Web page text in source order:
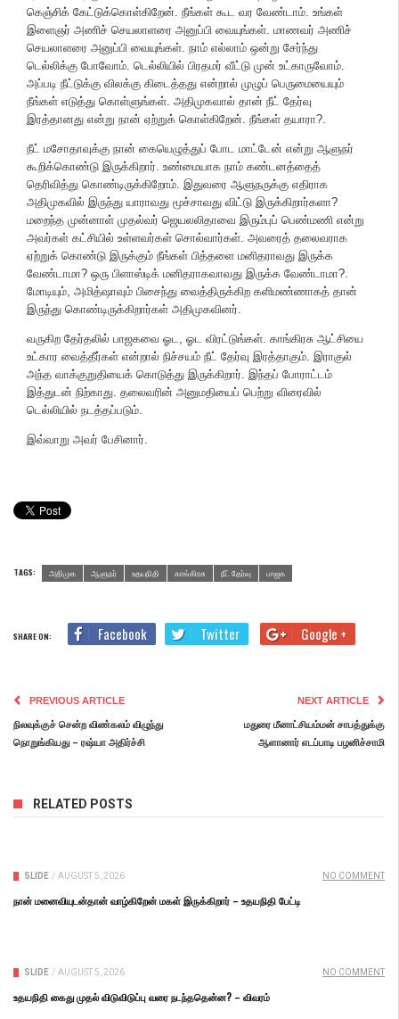
கெஞ்சிக் கேட்டுக்கொள்கிறேன். நீங்கள் கூட வர வேண்டாம். உங்கள்
இளைஞர் அணிச் செயலாளரை அனுப்பி வையுங்கள். மாணவர் அணிச்
செயலாளரை அனுப்பி வையுங்கள். நாம் எல்லாம் ஒன்று சேர்ந்து
டெல்லிக்கு போவோம். டெல்லியில் பிரதமர் வீட்டு முன் உட்காருவோம்.
அப்படி நீட்டுக்கு விலக்கு கிடைத்தது என்றால் முழுப் பெருமையையும்
நீங்கள் எடுத்து கொள்ளுங்கள். அதிமுகவால் தான் நீட் தேர்வு
இரத்தானது என்று நான் ஏற்றுக் கொள்கிறேன். நீங்கள் தயாரா?.
நீட் மசோதாவுக்கு நான் கையெழுத்துப் போட மாட்டேன் என்று ஆளுநர்
கூறிக்கொண்டு இருக்கிறார். உண்மையாக நாம் கண்டனத்தைத்
தெரிவித்து கொண்டிருக்கிறோம். இதுவரை ஆளுநருக்கு எதிராக
அதிமுகவில் இருந்து யாராவது மூச்சாவது விட்டு இருக்கிறார்களா?
மறைந்த முன்னாள் முதல்வர் ஜெயலலிதாவை இரும்புப் பெண்மணி என்று
அவர்கள் கட்சியில் உள்ளவர்கள் சொல்வார்கள். அவரைத் தலைவராக
ஏற்றுக் கொண்டு இருக்கும் நீங்கள் பித்தளை மனிதராவது இருக்க
வேண்டாமா? ஒரு பிளாஸ்டிக் மனிதராகவாவது இருக்க வேண்டாமா?.
மோடியும், அமித்ஷாவும் பிசைந்து வைத்திருக்கிற களிமண்ணாகத் தான்
இருந்து கொண்டிருக்கிறார்கள் அதிமுகவினர்.
வருகிற தேர்தலில் பாஜகவை ஓட, ஓட விரட்டுங்கள். காங்கிரசு ஆட்சியை
உட்கார வைத்தீர்கள் என்றால் நிச்சயம் நீட் தேர்வு இரத்தாகும். இராகுல்
அந்த வாக்குறுதியைக் கொடுத்து இருக்கிறார். இந்தப் போராட்டம்
இத்துடன் நிற்காது. தலைவரின் அனுமதியைப் பெற்று விரைவில்
டெல்லியில் நடத்தப்படும்.
இவ்வாறு அவர் பேசினார்.
TAGS: அதிமுக ஆளுநர் உதயநிதி காங்கிரசு நீட் தேர்வு பாஜக
SHARE ON: Facebook Twitter Google +
PREVIOUS ARTICLE
நிலவுக்குச் சென்ற விண்கலம் விழுந்து
நொறுங்கியது – ரஷ்யா அதிர்ச்சி
NEXT ARTICLE
மதுரை மீனாட்சியம்மன் சாபத்துக்கு
ஆளானார் எடப்பாடி பழனிச்சாமி
RELATED POSTS
SLIDE / AUGUST 5, 2026 NO COMMENT
நான் மனைவியுடன்தான் வாழ்கிறேன் மகள் இருக்கிறார் – உதயநிதி பேட்டி
SLIDE / AUGUST 5, 2026 NO COMMENT
உதயநிதி கைது முதல் விடுவிடுப்பு வரை நடந்ததென்ன? – விவரம்